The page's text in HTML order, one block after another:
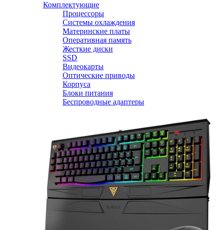
Комплектующие
Процессоры
Системы охлаждения
Материнские платы
Оперативная память
Жесткие диски
SSD
Видеокарты
Оптические приводы
Корпуса
Блоки питания
Беспроводные адаптеры